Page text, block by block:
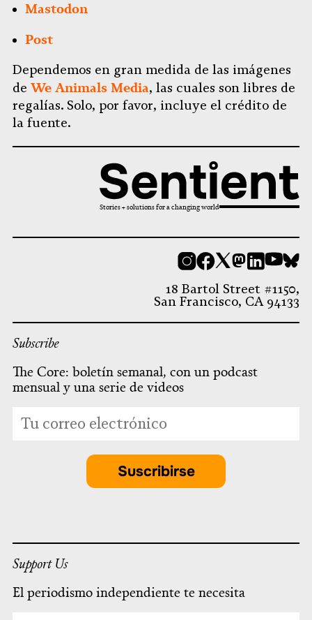
Mastodon
Post
Dependemos en gran medida de las imágenes
de We Animals Media, las cuales son libres de
regalías. Solo, por favor, incluye el crédito de
la fuente.
Stories + solutions for a changing world
18 Bartol Street #1150,
San Francisco, CA 94133
Subscribe
The Core: boletín semanal, con un podcast
mensual y una serie de videos
indicates
Dirección
de
Suscribirse
Support Us
El periodismo independiente te necesita